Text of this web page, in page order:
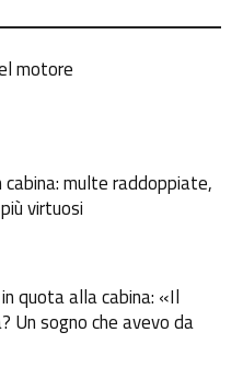
motore
cabina: multe raddoppiate,
virtuosi
quota alla cabina: «Il
Un sogno che avevo da